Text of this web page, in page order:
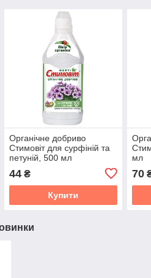
Органічне добриво
Стимовіт для сурфіній та
петуній, 500 мл
44₴
Купити
мл
70